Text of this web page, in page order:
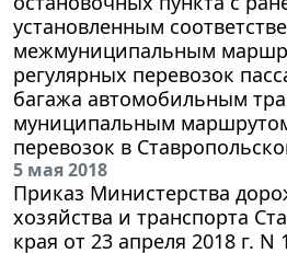
установленным
межмуниципальным
регулярных перевозок
багажа автомобильным
муниципальным
перевозок в
5 мая 2018
Приказ Министерства
хозяйства и транспорта
края от 23 апреля 2018 г.